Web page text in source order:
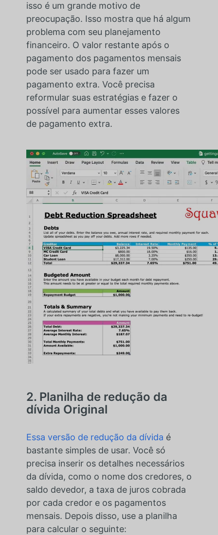
isso é um grande motivo de
preocupação. Isso mostra que há algum
problema com seu planejamento
financeiro. O valor restante após o
pagamento dos pagamentos mensais
pode ser usado para fazer um
pagamento extra. Você precisa
reformular suas estratégias e fazer o
possível para aumentar esses valores
de pagamento extra.
2. Planilha de redução da
dívida Original
Essa versão de redução da dívida é
bastante simples de usar. Você só
precisa inserir os detalhes necessários
da dívida, como o nome dos credores, o
saldo devedor, a taxa de juros cobrada
por cada credor e os pagamentos
mensais. Depois disso, use a planilha
para calcular o seguinte: